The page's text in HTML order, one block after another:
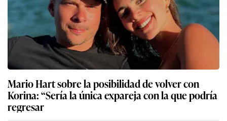
Mario Hart sobre la posibilidad de volver con
Korina: “Sería la única expareja con la que podría
regresar